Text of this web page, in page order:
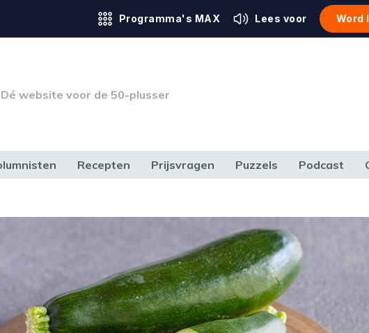
Programma's MAX Lees voor Word
Dé website voor de 50-plusser
Recepten Prijsvragen Puzzels Podcast